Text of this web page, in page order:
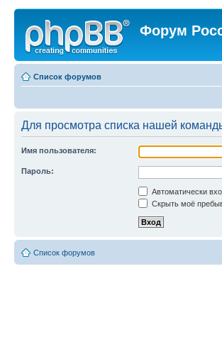
Форум
Список форумов
Для просмотра списка нашей
Имя пользователя:
Пароль:
Автоматически
Скрыть моё
Список форумов